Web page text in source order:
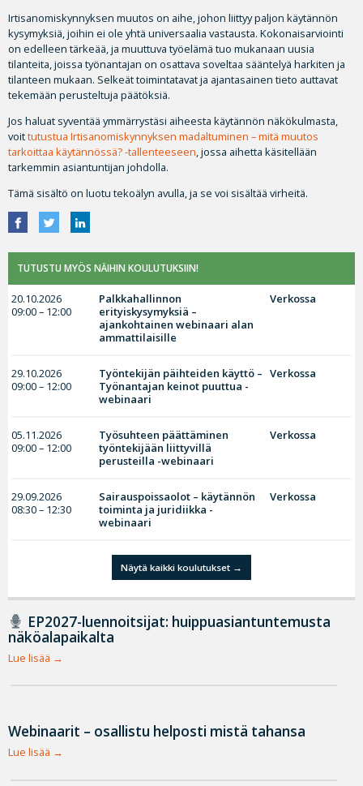
Irtisanomiskynnyksen muutos on aihe, johon liittyy paljon käytännön
kysymyksiä, joihin ei ole yhtä universaalia vastausta. Kokonaisarviointi
on edelleen tärkeää, ja muuttuva työelämä tuo mukanaan uusia
tilanteita, joissa työnantajan on osattava soveltaa sääntelyä harkiten ja
tilanteen mukaan. Selkeät toimintatavat ja ajantasainen tieto auttavat
tekemään perusteltuja päätöksiä.
Jos haluat syventää ymmärrystäsi aiheesta käytännön näkökulmasta,
voittutustua Irtisanomiskynnyksen madaltuminen – mitä muutos
tarkoittaa käytännössä? -tallenteeseen, jossa aihetta käsitellään
tarkemmin asiantuntijan johdolla.
Tämä sisältö on luotu tekoälyn avulla, ja se voi sisältää virheitä.
TUTUSTU MYÖS NÄIHIN KOULUTUKSIIN!
20.10.2026
09:00 – 12:00
Palkkahallinnon
erityiskysymyksiä –
ajankohtainen webinaari alan
ammattilaisille
Verkossa
29.10.2026
09:00 – 12:00
Työntekijän päihteiden käyttö –
Työnantajan keinot puuttua -
webinaari
Verkossa
05.11.2026
09:00 – 12:00
Työsuhteen päättäminen
työntekijään liittyvillä
perusteilla -webinaari
Verkossa
29.09.2026
08:30 – 12:30
Sairauspoissaolot – käytännön
toiminta ja juridiikka -
webinaari
Verkossa
Näytä kaikki koulutukset
EP2027-luennoitsijat: huippuasiantuntemusta
näköalapaikalta
Lue lisää
Webinaarit – osallistu helposti mistä tahansa
Lue lisää